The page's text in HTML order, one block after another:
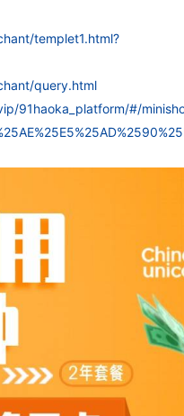
templet1.html?
query.html
91haoka_platform/#/